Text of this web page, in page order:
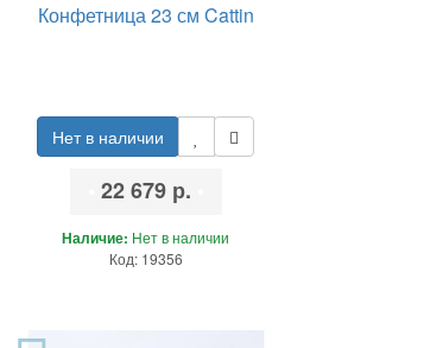
Конфетница 23 см Cattin
Нет в наличии
22 679 р.
Наличие: Нет в наличии
Код: 19356